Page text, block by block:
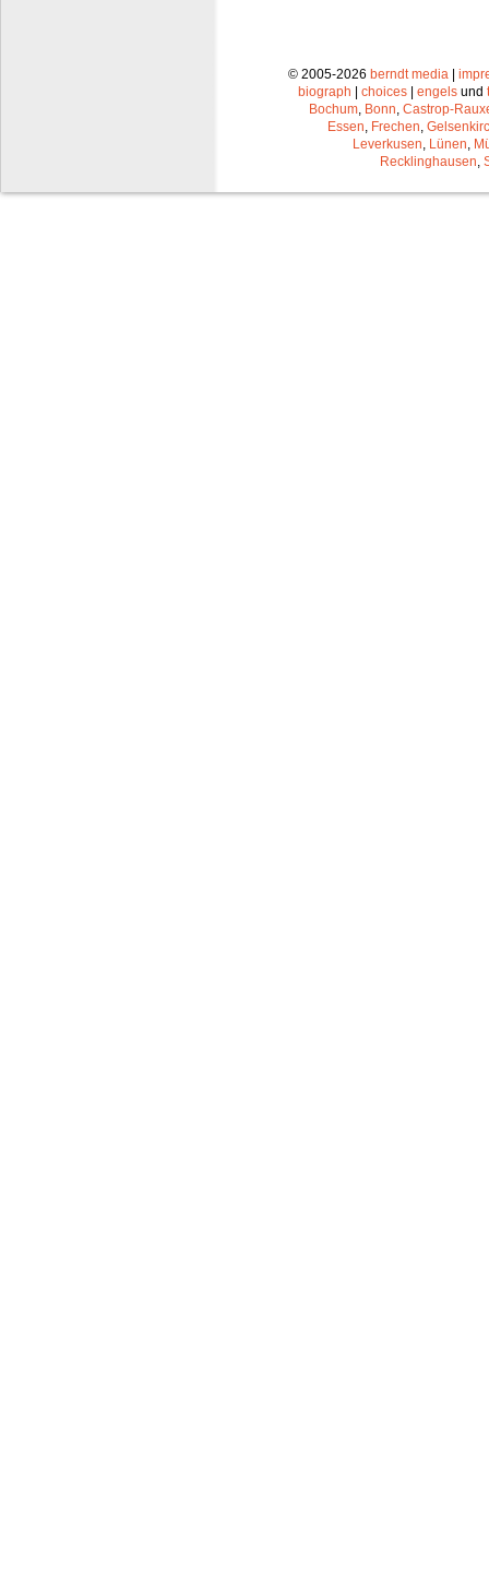
© 2005-2026 berndt media |
biograph | choices | engels und
Bochum Bonn Castrop-
Essen Frechen
Leverkusen Lünen
Recklinghausen